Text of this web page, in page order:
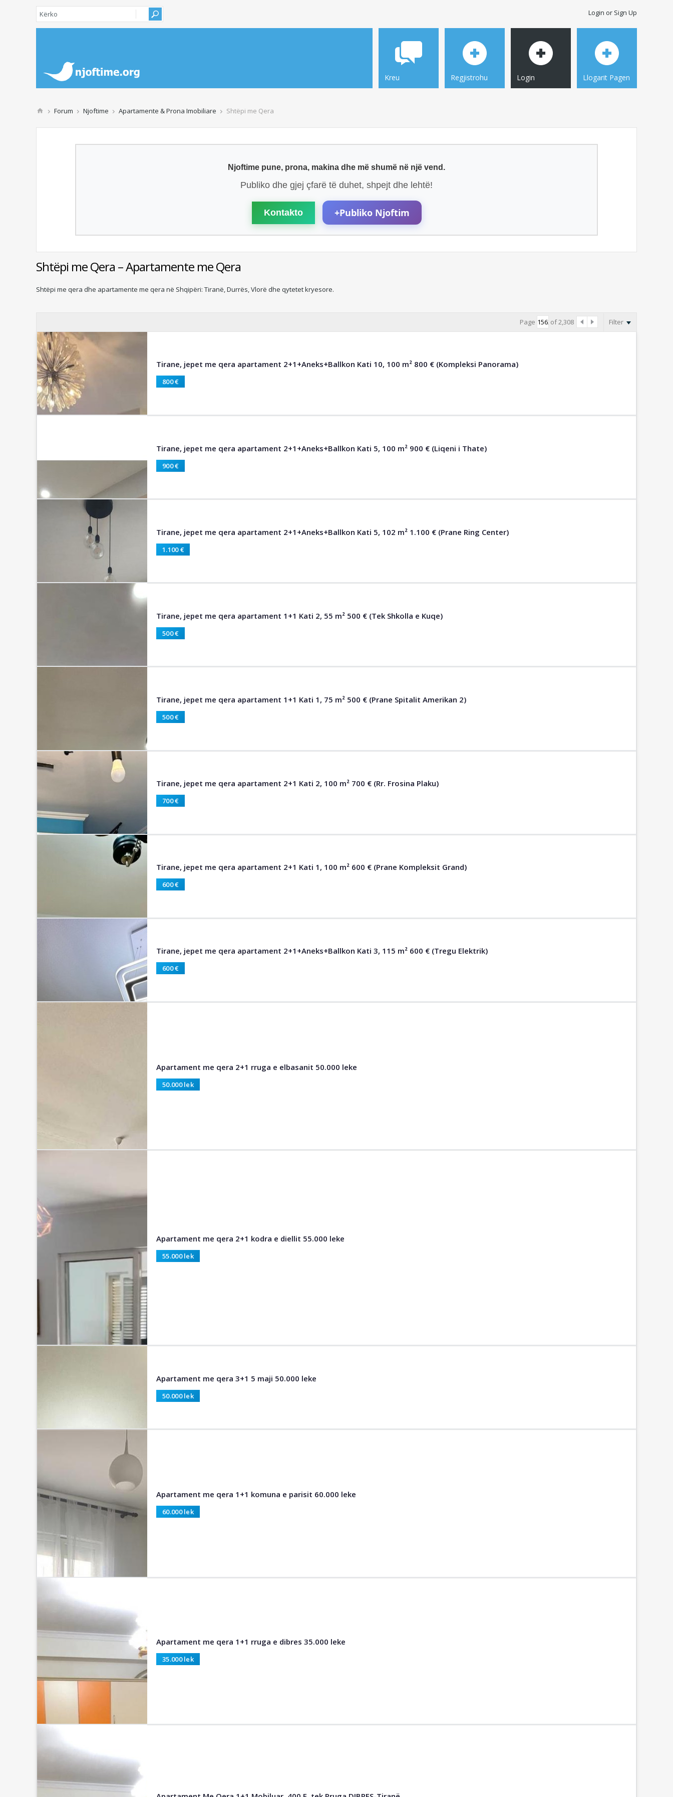
Login or Sign Up
Kreu Regjistrohu Login Llogarit Pagen
Forum Njoftime Apartamente & Prona Imobiliare Shtëpi me Qera
Njoftime pune, prona, makina dhe më shumë në një vend.
Publiko dhe gjej çfarë të duhet, shpejt dhe lehtë!
Kontakto +Publiko Njoftim
Shtëpi me Qera – Apartamente me Qera
Shtëpi me qera dhe apartamente me qera në Shqipëri: Tiranë, Durrës, Vlorë dhe qytetet kryesore.
Page of2,308 Filter
Tirane, jepet me qera apartament 2+1+Aneks+Ballkon Kati 10, 100 m² 800 € (Kompleksi Panorama)
800 €
Tirane, jepet me qera apartament 2+1+Aneks+Ballkon Kati 5, 100 m² 900 € (Liqeni i Thate)
900 €
Tirane, jepet me qera apartament 2+1+Aneks+Ballkon Kati 5, 102 m² 1.100 € (Prane Ring Center)
1.100 €
Tirane, jepet me qera apartament 1+1 Kati 2, 55 m² 500 € (Tek Shkolla e Kuqe)
500 €
Tirane, jepet me qera apartament 1+1 Kati 1, 75 m² 500 € (Prane Spitalit Amerikan 2)
500 €
Tirane, jepet me qera apartament 2+1 Kati 2, 100 m² 700 € (Rr. Frosina Plaku)
700 €
Tirane, jepet me qera apartament 2+1 Kati 1, 100 m² 600 € (Prane Kompleksit Grand)
600 €
Tirane, jepet me qera apartament 2+1+Aneks+Ballkon Kati 3, 115 m² 600 € (Tregu Elektrik)
600 €
Apartament me qera 2+1 rruga e elbasanit 50.000 leke
50.000 lek
Apartament me qera 2+1 kodra e diellit 55.000 leke
55.000 lek
Apartament me qera 3+1 5 maji 50.000 leke
50.000 lek
Apartament me qera 1+1 komuna e parisit 60.000 leke
60.000 lek
Apartament me qera 1+1 rruga e dibres 35.000 leke
35.000 lek